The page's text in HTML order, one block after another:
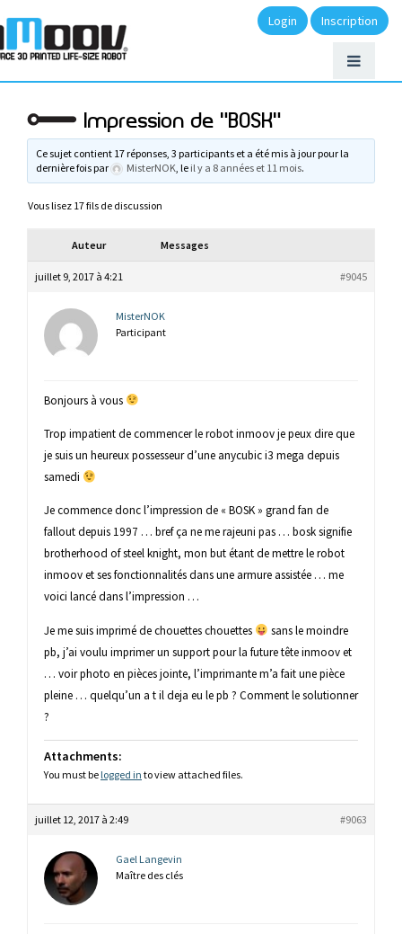
Login Inscription
Impression de "BOSK"
Ce sujet contient 17 réponses, 3 participants et a été mis à jour pour la
dernière fois par
MisterNOK, le il y a 8 années et 11 mois.
Vous lisez 17 fils de discussion
Auteur Messages
juillet 9, 2017 à 4:21 #9045
MisterNOK
Participant
Bonjours à vous
Trop impatient de commencer le robot inmoov je peux dire que
je suis un heureux possesseur d’une anycubic i3 mega depuis
samedi
Je commence donc l’impression de « BOSK » grand fan de
fallout depuis 1997 … bref ça ne me rajeuni pas … bosk signifie
brotherhood of steel knight, mon but étant de mettre le robot
inmoov et ses fonctionnalités dans une armure assistée … me
voici lancé dans l’impression …
Je me suis imprimé de chouettes chouettes
sans le moindre
pb, j’ai voulu imprimer un support pour la future tête inmoov et
… voir photo en pièces jointe, l’imprimante m’a fait une pièce
pleine … quelqu’un a t il deja eu le pb ? Comment le solutionner
?
Attachments:
You must be logged in to view attached files.
juillet 12, 2017 à 2:49 #9063
Gael Langevin
Maître des clés